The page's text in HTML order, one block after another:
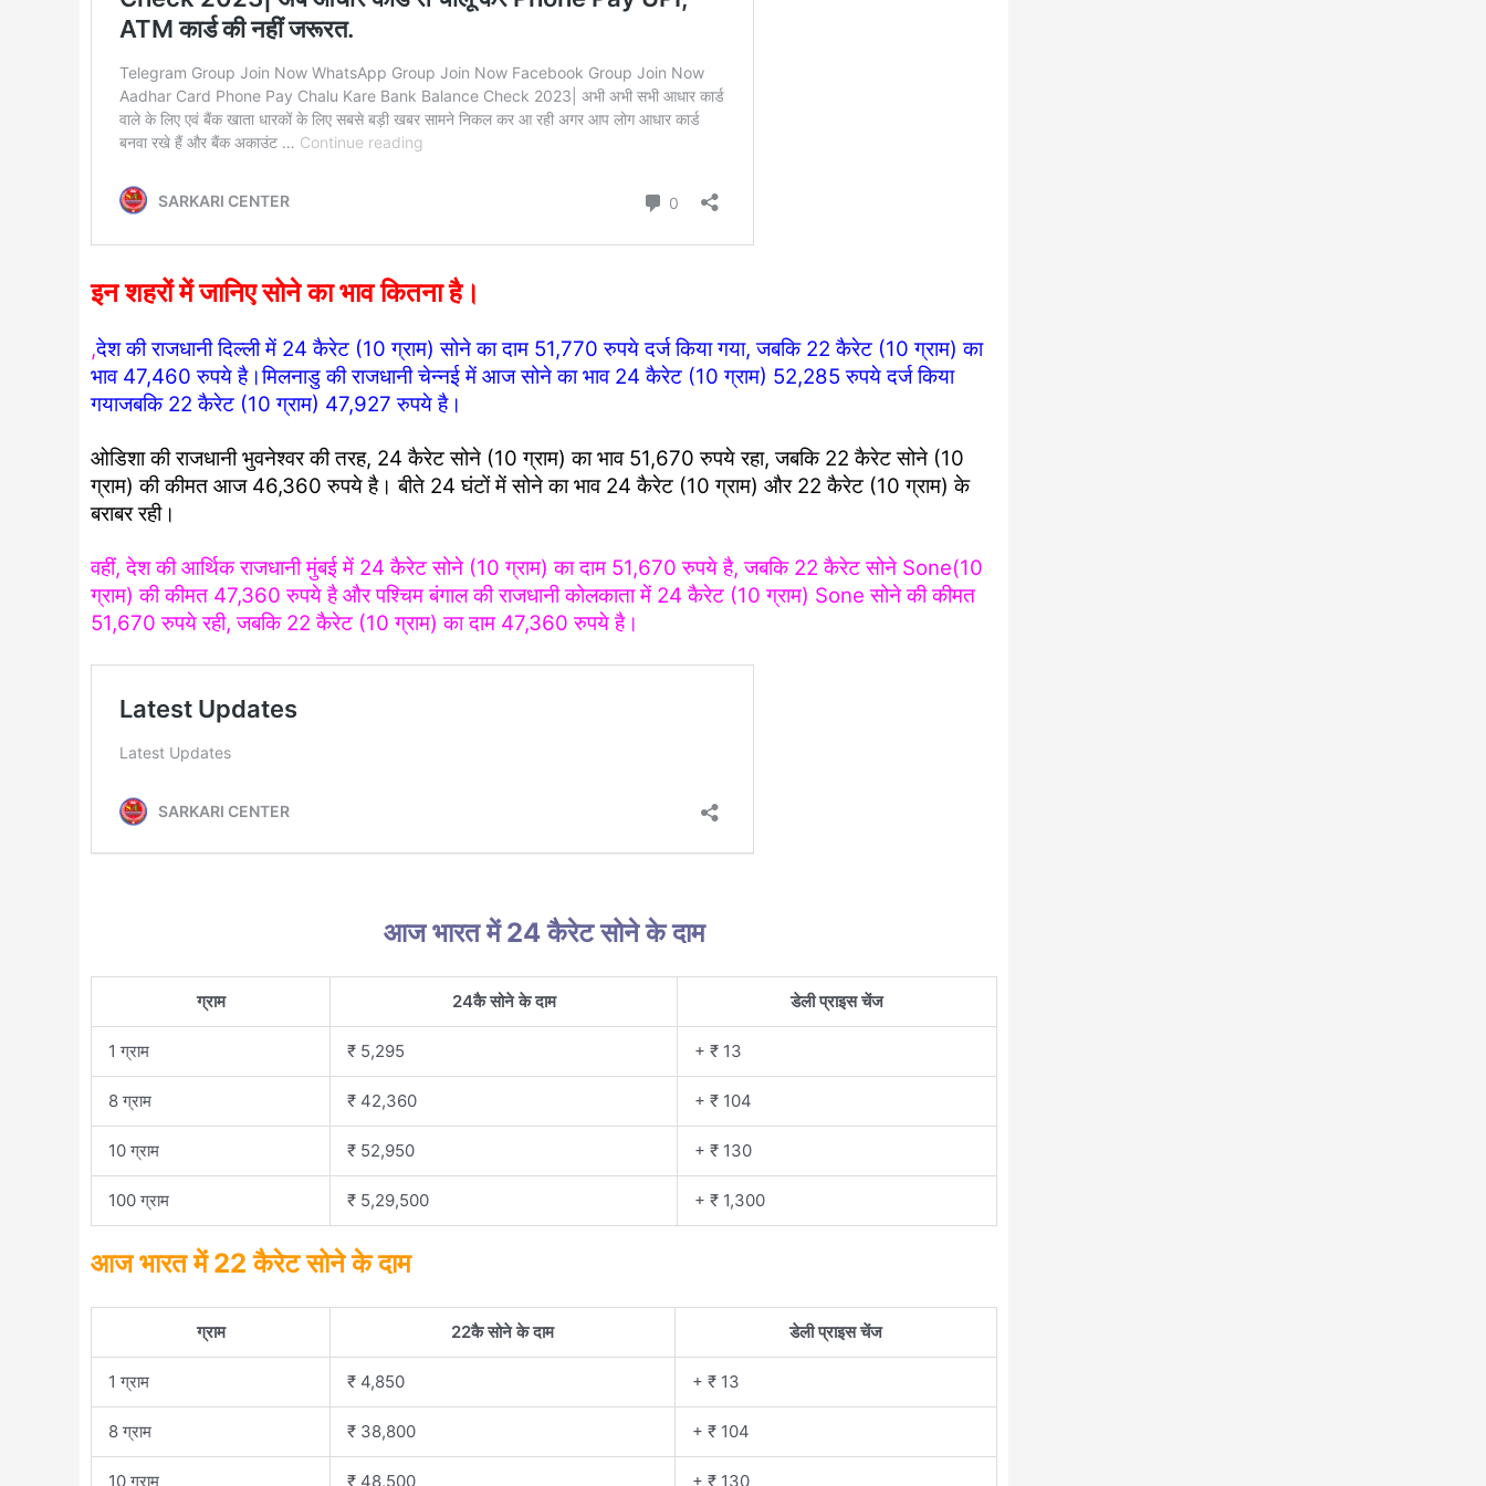
इन शहरों में जानिए सोने का भाव कितना है।
,देश की राजधानी दिल्ली में 24 कैरेट (10 ग्राम) सोने का दाम 51,770 रुपये दर्ज किया गया, जबकि 22 कैरेट (10 ग्राम) का
भाव 47,460 रुपये है।मिलनाडु की राजधानी चेन्नई में आज सोने का भाव 24 कैरेट (10 ग्राम) 52,285 रुपये दर्ज किया
गयाजबकि 22 कैरेट (10 ग्राम) 47,927 रुपये है।
ओडिशा की राजधानी भुवनेश्वर की तरह, 24 कैरेट सोने (10 ग्राम) का भाव 51,670 रुपये रहा, जबकि 22 कैरेट सोने (10
ग्राम) की कीमत आज 46,360 रुपये है। बीते 24 घंटों में सोने का भाव 24 कैरेट (10 ग्राम) और 22 कैरेट (10 ग्राम) के
बराबर रही।
वहीं, देश की आर्थिक राजधानी मुंबई में 24 कैरेट सोने (10 ग्राम) का दाम 51,670 रुपये है, जबकि 22 कैरेट सोने Sone(10
ग्राम) की कीमत 47,360 रुपये है और पश्चिम बंगाल की राजधानी कोलकाता में 24 कैरेट (10 ग्राम) Sone सोने की कीमत
51,670 रुपये रही, जबकि 22 कैरेट (10 ग्राम) का दाम 47,360 रुपये है।
आज भारत में 24 कैरेट सोने के दाम
ग्राम 24कै सोने के दाम डेली प्राइस चेंज
1 ग्राम ₹ 5,295 + ₹ 13
8 ग्राम ₹ 42,360 + ₹ 104
10 ग्राम ₹ 52,950 + ₹ 130
100 ग्राम ₹ 5,29,500 + ₹ 1,300
आज भारत में 22 कैरेट सोने के दाम
ग्राम 22कै सोने के दाम डेली प्राइस चेंज
1 ग्राम ₹ 4,850 + ₹ 13
8 ग्राम ₹ 38,800 + ₹ 104
10 ग्राम ₹ 48,500 + ₹ 130